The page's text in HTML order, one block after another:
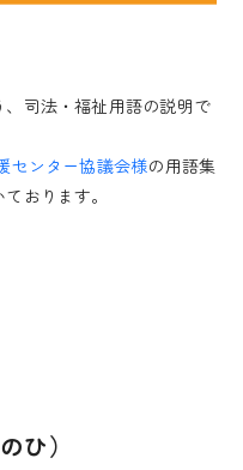
司法・福祉用語の説明で
センター協議会様の用語集
おります。
ひ）